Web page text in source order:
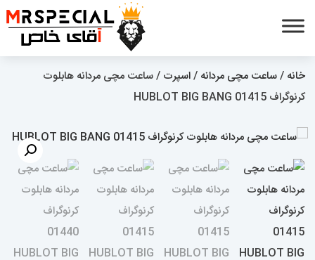
خانه /ساعت مچی مردانه /اسپرت / ساعت مچی مردانه هابلوت
کرنوگراف 01415 HUBLOT BIG BANG